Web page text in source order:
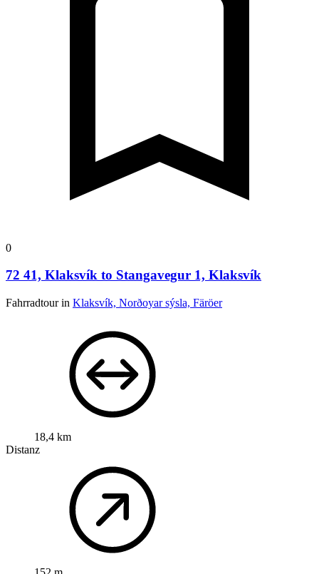
0
72 41, Klaksvík to Stangavegur 1, Klaksvík
Fahrradtour in Klaksvík, Norðoyar sýsla, Färöer
18,4 km
Distanz